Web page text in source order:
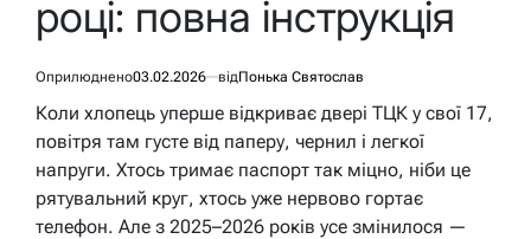
році: повна інструкція
Оприлюднено03.02.2026 відПонька Святослав
Коли хлопець уперше відкриває двері ТЦК у свої 17,
повітря там густе від паперу, чернил і легкої
напруги. Хтось тримає паспорт так міцно, ніби це
рятувальний круг, хтось уже нервово гортає
телефон. Але з 2025–2026 років усе змінилося —